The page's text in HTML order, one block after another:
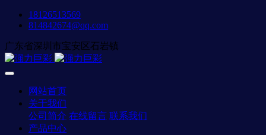
18126513569
814842674@qq.com
广东省深圳市宝安区石岩镇
网站首页
关于我们
公司简介 在线留言 联系我们
产品中心